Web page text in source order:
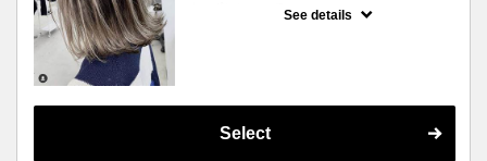
See details
Select